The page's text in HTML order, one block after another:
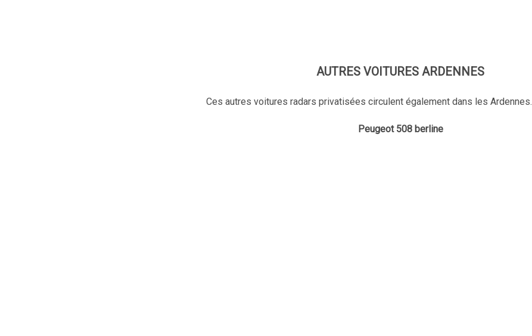
AUTRES VOITURES ARDENNES
Ces autres voitures radars privatisées circulent également dans les Ardennes.
Peugeot 508 berline